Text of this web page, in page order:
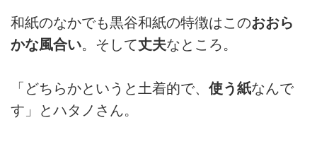
和紙のなかでも黒谷和紙の特徴はこのおおら
かな風合い。そして丈夫なところ。
「どちらかというと土着的で、 使う紙なんで
す」とハタノさん。